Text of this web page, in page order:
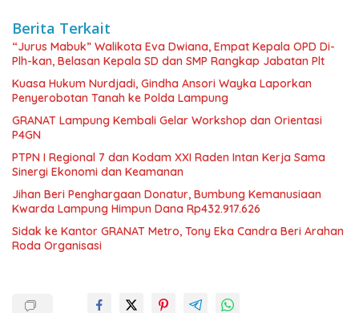
Berita Terkait
“Jurus Mabuk” Walikota Eva Dwiana, Empat Kepala OPD Di-
Plh-kan, Belasan Kepala SD dan SMP Rangkap Jabatan Plt
Kuasa Hukum Nurdjadi, Gindha Ansori Wayka Laporkan
Penyerobotan Tanah ke Polda Lampung
GRANAT Lampung Kembali Gelar Workshop dan Orientasi
P4GN
PTPN I Regional 7 dan Kodam XXI Raden Intan Kerja Sama
Sinergi Ekonomi dan Keamanan
Jihan Beri Penghargaan Donatur, Bumbung Kemanusiaan
Kwarda Lampung Himpun Dana Rp432.917.626
‎Sidak ke Kantor GRANAT Metro, Tony Eka Candra Beri Arahan
Roda Organisasi